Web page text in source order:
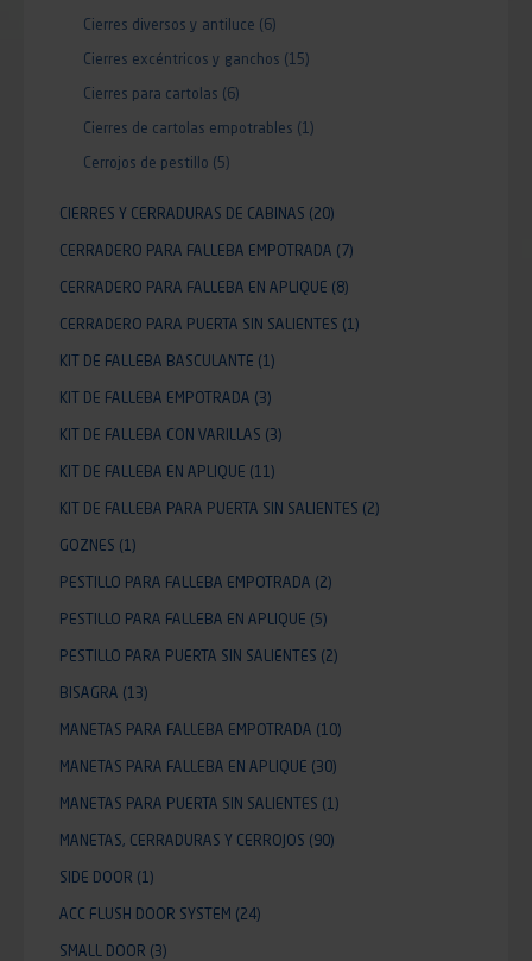
Cierres diversos y antiluce (6)
Cierres excéntricos y ganchos (15)
Cierres para cartolas (6)
Cierres de cartolas empotrables (1)
Cerrojos de pestillo (5)
CIERRES Y CERRADURAS DE CABINAS (20)
CERRADERO PARA FALLEBA EMPOTRADA (7)
CERRADERO PARA FALLEBA EN APLIQUE (8)
CERRADERO PARA PUERTA SIN SALIENTES (1)
KIT DE FALLEBA BASCULANTE (1)
KIT DE FALLEBA EMPOTRADA (3)
KIT DE FALLEBA CON VARILLAS (3)
KIT DE FALLEBA EN APLIQUE (11)
KIT DE FALLEBA PARA PUERTA SIN SALIENTES (2)
GOZNES (1)
PESTILLO PARA FALLEBA EMPOTRADA (2)
PESTILLO PARA FALLEBA EN APLIQUE (5)
PESTILLO PARA PUERTA SIN SALIENTES (2)
BISAGRA (13)
MANETAS PARA FALLEBA EMPOTRADA (10)
MANETAS PARA FALLEBA EN APLIQUE (30)
MANETAS PARA PUERTA SIN SALIENTES (1)
MANETAS, CERRADURAS Y CERROJOS (90)
SIDE DOOR (1)
ACC FLUSH DOOR SYSTEM (24)
SMALL DOOR (3)